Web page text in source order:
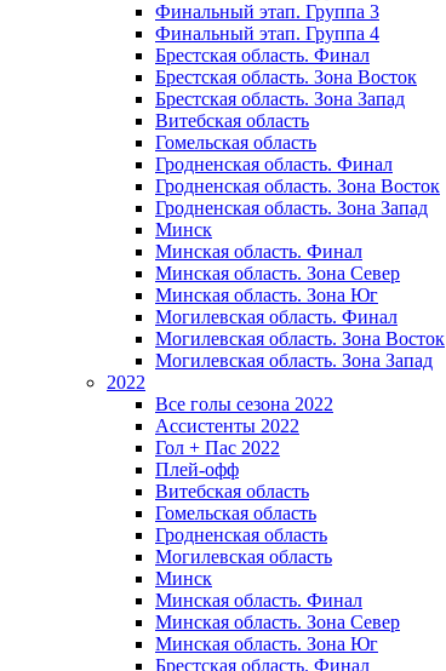
Финальный этап. Группа 3
Финальный этап. Группа 4
Брестская область. Финал
Брестская область. Зона Восток
Брестская область. Зона Запад
Витебская область
Гомельская область
Гродненская область. Финал
Гродненская область. Зона Восток
Гродненская область. Зона Запад
Минск
Минская область. Финал
Минская область. Зона Север
Минская область. Зона Юг
Могилевская область. Финал
Могилевская область. Зона Восток
Могилевская область. Зона Запад
2022
Все голы сезона 2022
Ассистенты 2022
Гол + Пас 2022
Плей-офф
Витебская область
Гомельская область
Гродненская область
Могилевская область
Минск
Mинская область. Финал
Минская область. Зона Север
Минская область. Зона Юг
Брестская область. Финал